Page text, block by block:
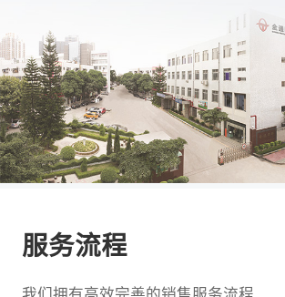
服务流程
我们拥有高效完善的销售服务流程,